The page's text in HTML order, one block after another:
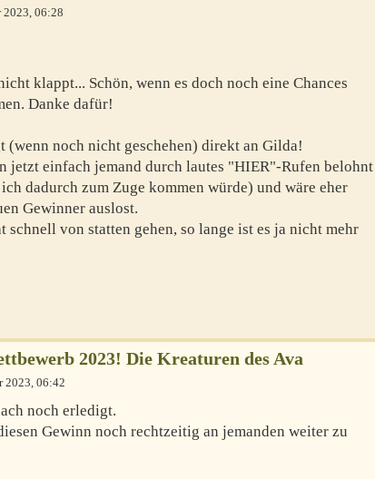
2023, 06:28
klappt... Schön, wenn es doch noch eine Chances
Danke dafür!
(wenn noch nicht geschehen) direkt an Gilda!
jetzt einfach jemand durch lautes "HIER"-Rufen belohnt
dadurch zum Zuge kommen würde) und wäre eher
Gewinner auslost.
schnell von statten gehen, so lange ist es ja nicht mehr
2023! Die Kreaturen des Ava
2023, 06:42
noch erledigt.
Gewinn noch rechtzeitig an jemanden weiter zu